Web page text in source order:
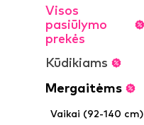
Visos
pasiūlymo
prekės
Kūdikiams
Mergaitėms
Vaikai (92-140 cm)